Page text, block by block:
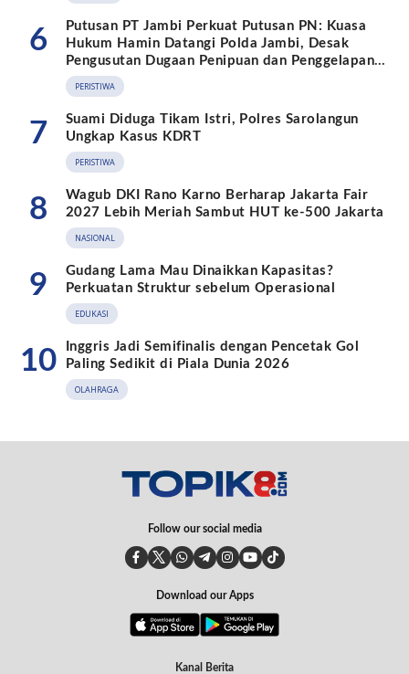
6
Putusan PT Jambi Perkuat Putusan PN: Kuasa
Hukum Hamin Datangi Polda Jambi, Desak
Pengusutan Dugaan Penipuan dan Penggelapan
BPKB
PERISTIWA
7
Suami Diduga Tikam Istri, Polres Sarolangun
Ungkap Kasus KDRT
PERISTIWA
8
Wagub DKI Rano Karno Berharap Jakarta Fair
2027 Lebih Meriah Sambut HUT ke-500 Jakarta
NASIONAL
9
Gudang Lama Mau Dinaikkan Kapasitas?
Perkuatan Struktur sebelum Operasional
EDUKASI
10
Inggris Jadi Semifinalis dengan Pencetak Gol
Paling Sedikit di Piala Dunia 2026
OLAHRAGA
Follow our social media
Download our Apps
Kanal Berita